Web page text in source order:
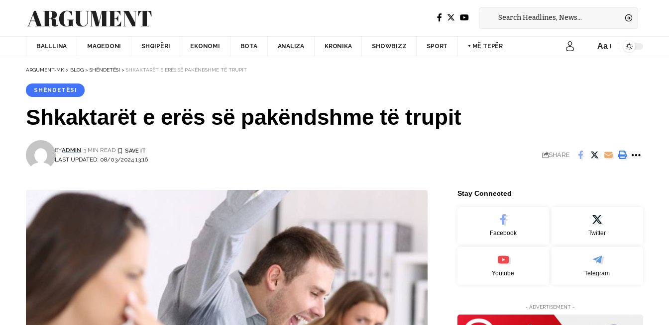
BALLLINA MAQEDONI SHQIPËRI EKONOMI BOTA ANALIZA KRONIKA SHOWBIZZ SPORT + MË TEPËR Aa
ARGUMENT-MK > BLOG > SHËNDETËSI > SHKAKTARËT E ERËS SË PAKËNDSHME TË TRUPIT
SHËNDETËSI
Shkaktarët e erës së pakëndshme të trupit
LAST UPDATED: 08/03/2024 13:16
BYADMIN 3 MIN READ
SHARE
Stay Connected
Facebook Twitter
Youtube Telegram
- ADVERTISEMENT -